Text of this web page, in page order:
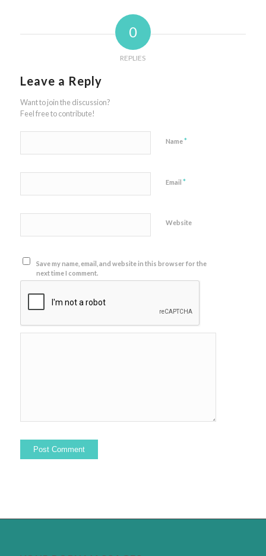
0
REPLIES
Leave a Reply
Want to join the discussion?
Feel free to contribute!
Name*
Email *
Website
Save my name, email, and website in this browser for the
next time I comment.